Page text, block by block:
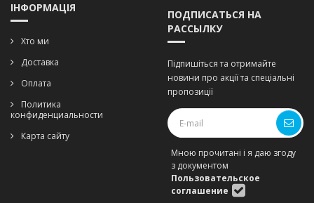
ІНФОРМАЦІЯ
Хто ми
Доставка
Оплата
Политика
конфиденциальности
Карта сайту
ПОДПИСАТЬСЯ НА
РАССЫЛКУ
Підпишіться та отримайте
новини про акції та спеціальні
пропозиції
Мною прочитані і я даю згоду
з документом
Пользовательское
соглашение